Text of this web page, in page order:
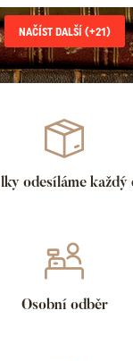
NAČÍST DALŠÍ (+21)
odesíláme každý
Osobní odběr